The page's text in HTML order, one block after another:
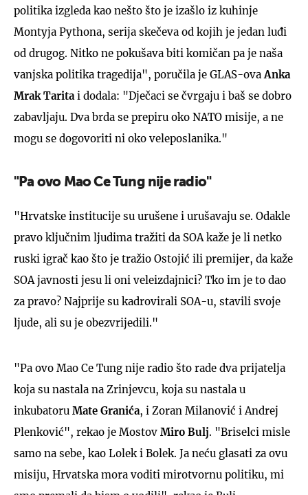
politika izgleda kao nešto što je izašlo iz kuhinje
Montyja Pythona, serija skečeva od kojih je jedan luđi
od drugog. Nitko ne pokušava biti komičan pa je naša
vanjska politika tragedija", poručila je GLAS-ovaAnka
Mrak Taritai dodala: "Dječaci se čvrgaju i baš se dobro
zabavljaju. Dva brda se prepiru oko NATO misije, a ne
mogu se dogovoriti ni oko veleposlanika."
"Pa ovo Mao Ce Tung nije radio"
"Hrvatske institucije su urušene i urušavaju se. Odakle
pravo ključnim ljudima tražiti da SOA kaže je li netko
ruski igrač kao što je tražio Ostojić ili premijer, da kaže
SOA javnosti jesu li oni veleizdajnici? Tko im je to dao
za pravo? Najprije su kadrovirali SOA-u, stavili svoje
ljude, ali su je obezvrijedili."
"Pa ovo Mao Ce Tung nije radio što rade dva prijatelja
koja su nastala na Zrinjevcu, koja su nastala u
inkubatoru Mate Granića, i Zoran Milanović i Andrej
Plenković", rekao je Mostov Miro Bulj. "Briselci misle
samo na sebe, kao Lolek i Bolek. Ja neću glasati za ovu
misiju, Hrvatska mora voditi mirotvornu politiku, mi